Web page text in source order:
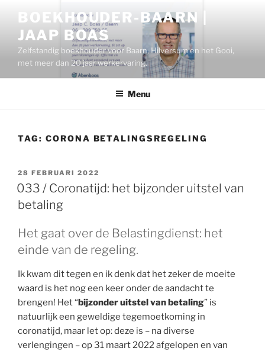
inhoud
BOEKHOUDER-BAARN |
JAAP BOAS
Zelfstandig boekhouder voor Baarn, Hilversum en het Gooi,
met meer dan 20 jaar werkervaring.
Menu
TAG: CORONA BETALINGSREGELING
GEPLAATST
OP
28 FEBRUARI 2022
033 / Coronatijd: het bijzonder uitstel van
betaling
Het gaat over de Belastingdienst: het
einde van de regeling.
Ik kwam dit tegen en ik denk dat het zeker de moeite
waard is het nog een keer onder de aandacht te
brengen! Het “bijzonder uitstel van betaling” is
natuurlijk een geweldige tegemoetkoming in
coronatijd, maar let op: deze is – na diverse
verlengingen – op 31 maart 2022 afgelopen en van